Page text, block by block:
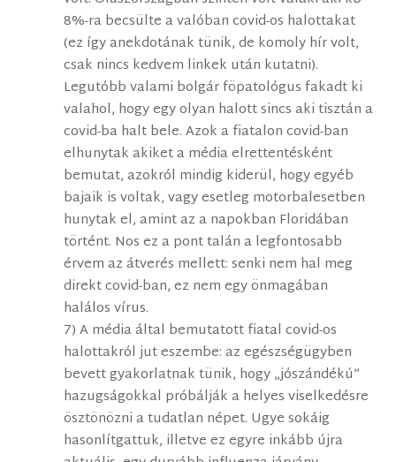
8%-ra becsülte a valóban covid-os halottakat
(ez így anekdotának tünik, de komoly hír volt,
csak nincs kedvem linkek után kutatni).
Legutóbb valami bolgár föpatológus fakadt ki
valahol, hogy egy olyan halott sincs aki tisztán a
covid-ba halt bele. Azok a fiatalon covid-ban
elhunytak akiket a média elrettentésként
bemutat, azokról mindig kiderül, hogy egyéb
bajaik is voltak, vagy esetleg motorbalesetben
hunytak el, amint az a napokban Floridában
történt. Nos ez a pont talán a legfontosabb
érvem az átverés mellett: senki nem hal meg
direkt covid-ban, ez nem egy önmagában
halálos vírus.
7) A média által bemutatott fiatal covid-os
halottakról jut eszembe: az egészségügyben
bevett gyakorlatnak tünik, hogy „jószándékú”
hazugságokkal próbálják a helyes viselkedésre
ösztönözni a tudatlan népet. Ugye sokáig
hasonlítgattuk, illetve ez egyre inkább újra